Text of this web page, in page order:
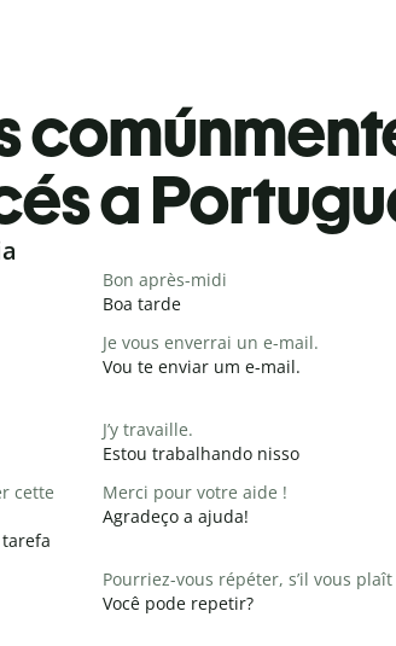
a
Bon après-midi
Boa tarde
Je vous enverrai un e-mail.
Vou te enviar um e-mail.
J’y travaille.
Estou trabalhando nisso
cette
Merci pour votre aide !
Agradeço a ajuda!
Pourriez-vous répéter, s’il vous plaît
Você pode repetir?